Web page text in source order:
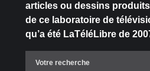
articles ou dessins
de ce laboratoire de
qu’a été LaTéléLibre de